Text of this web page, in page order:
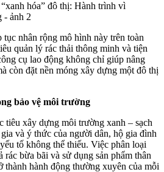
nhân rộng mô hình này trên toàn
quản lý rác thải thông minh và tiện
cụ lao động không chỉ giúp nâng
còn đặt nền móng xây dựng một đô thị
bảo vệ môi trường
tiêu xây dựng môi trường xanh – sạch
và ý thức của người dân, hộ gia đình
tố không thể thiếu. Việc phân loại
bừa bãi và sử dụng sản phẩm thân
hành động thường xuyên của mỗi